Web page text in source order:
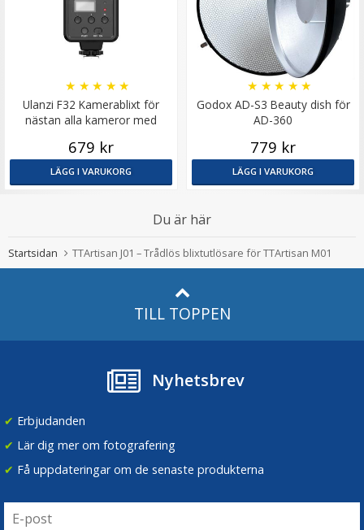
Ulanzi F32 Kamerablixt för
nästan alla kameror med
★ ★ ★ ★ ★
679 kr
LÄGG I VARUKORG
Godox AD-S3 Beauty dish för
AD-360
★ ★ ★ ★ ★
779 kr
LÄGG I VARUKORG
Du är här
Startsidan TTArtisan J01 – Trådlös blixtutlösare för TTArtisan M01
TILL TOPPEN
Nyhetsbrev
✔ Erbjudanden
✔ Lär dig mer om fotografering
✔ Få uppdateringar om de senaste produkterna